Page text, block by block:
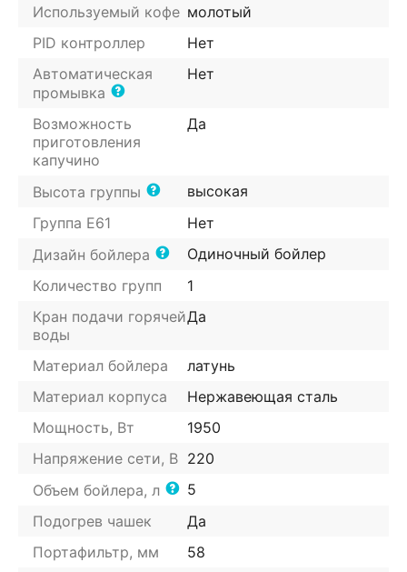
Используемый кофе молотый
PID контроллер
Нет
Автоматическая
промывка
Нет
Возможность
приготовления
капучино
Да
Высота группы
высокая
Группа E61
Нет
Дизайн бойлера
Одиночный бойлер
Количество групп
1
Кран подачи горячей
воды
Да
Материал бойлера
латунь
Материал корпуса
Нержавеющая сталь
Мощность, Вт
1950
Напряжение сети, В 220
Объем бойлера, л
5
Подогрев чашек
Да
Портафильтр, мм
58